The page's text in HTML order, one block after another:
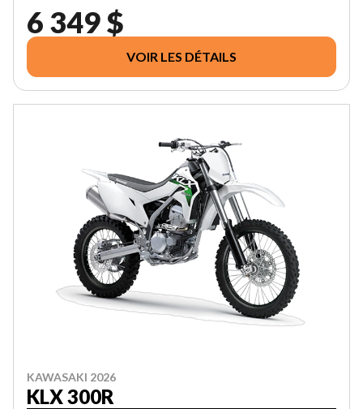
6 349 $
VOIR LES DÉTAILS
KAWASAKI 2026
KLX 300R